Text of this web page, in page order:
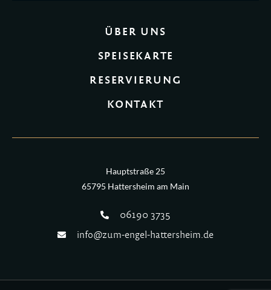
ÜBER UNS
SPEISEKARTE
RESERVIERUNG
KONTAKT
Hauptstraße 25
65795 Hattersheim am Main
06190 3735
info@zum-engel-hattersheim.de